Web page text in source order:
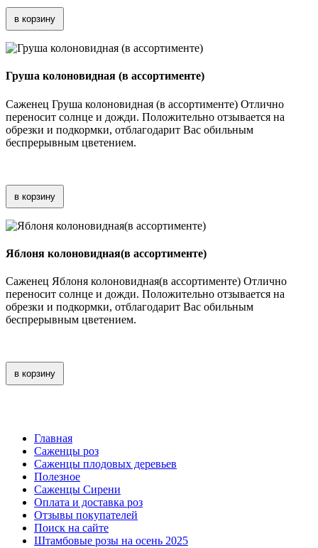
в корзину
Груша колоновидная (в ассортименте)
Саженец Груша колоновидная (в ассортименте) Отлично
переносит солнце и дожди. Положительно отзывается на
обрезки и подкормки, отблагодарит Вас обильным
беспрерывным цветением.
в корзину
Яблоня колоновидная(в ассортименте)
Саженец Яблоня колоновидная(в ассортименте) Отлично
переносит солнце и дожди. Положительно отзывается на
обрезки и подкормки, отблагодарит Вас обильным
беспрерывным цветением.
в корзину
Главная
Саженцы роз
Саженцы плодовых деревьев
Полезное
Саженцы Сирени
Оплата и доставка роз
Отзывы покупателей
Поиск на сайте
Штамбовые розы на осень 2025